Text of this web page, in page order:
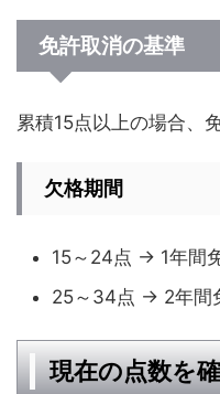
免許取消の基準
累積15点以上の場合、
欠格期間
15～24点 → 1年間
25～34点 → 2年間
現在の点数を